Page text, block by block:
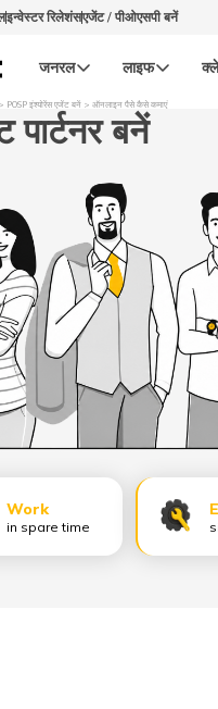
इन्वेस्टर रिलेशंसएजेंट / पीओएसपी बनें
जनरल लाइफ
POSP इंश्योरेंस एजेंट बनें ऑनलाइन पैसे कैसे कमाएं
पार्टनर बनें
Work
in spare time